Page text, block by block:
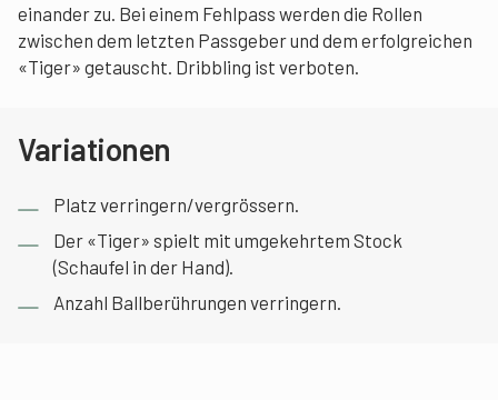
einander zu. Bei einem Fehlpass werden die Rollen
zwischen dem letzten Passgeber und dem erfolgreichen
«Tiger» getauscht. Dribbling ist verboten.
Variationen
Platz verringern/vergrössern.
Der «Tiger» spielt mit umgekehrtem Stock
(Schaufel in der Hand).
Anzahl Ballberührungen verringern.